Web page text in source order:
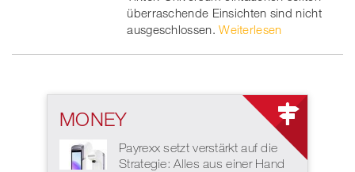
überraschende Einsichten sind nicht
ausgeschlossen. Weiterlesen
MONEY
Payrexx setzt verstärkt auf die
Strategie: Alles aus einer Hand